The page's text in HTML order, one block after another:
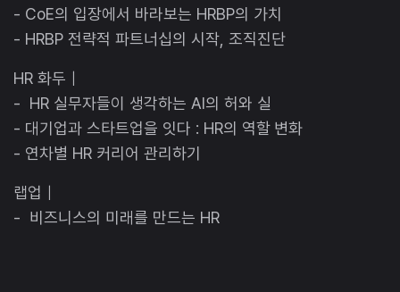
- CoE의 입장에서 바라보는 HRBP의 가치
- HRBP 전략적 파트너십의 시작, 조직진단
HR 화두｜
- HR 실무자들이 생각하는 AI의 허와 실
- 대기업과 스타트업을 잇다 : HR의 역할 변화
- 연차별 HR 커리어 관리하기
랩업｜
- 비즈니스의 미래를 만드는 HR